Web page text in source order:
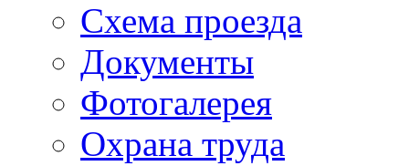
Схема проезда
Документы
Фотогалерея
Охрана труда